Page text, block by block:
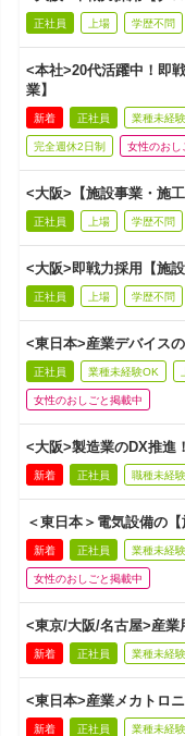
正社員 上場 学歴不問
<本社>20代活躍中！即
業】
新着 正社員 業種未経
完全週休2日制 女性のおし
<大阪>【施設事業・施
正社員 上場 学歴不問
<大阪>即戦力採用【施
正社員 上場 学歴不問
<東日本>産業デバイス
正社員 業種未経験OK
女性のおしごと掲載中
<大阪>製造業のDX推進
新着 正社員 職種未経
＜東日本＞電気設備の
新着 正社員 業種未経
女性のおしごと掲載中
<東京/大阪/名古屋>産
新着 正社員 業種未経
<東日本>産業メカトロ
新着 正社員 業種未経